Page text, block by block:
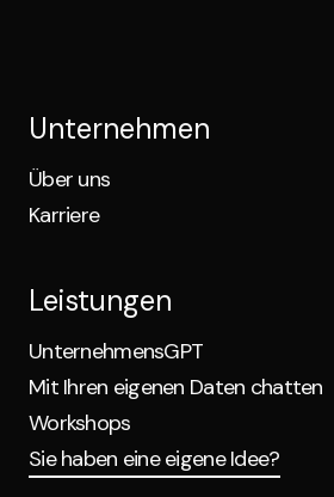
Unternehmen
Über uns
Karriere
Leistungen
UnternehmensGPT
Mit Ihren eigenen Daten chatten
Workshops
Sie haben eine eigene Idee?